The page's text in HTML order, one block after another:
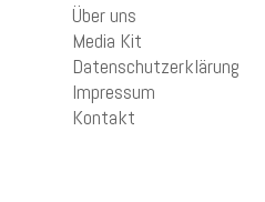
Über uns
Media Kit
Datenschutzerklärung
Impressum
Kontakt